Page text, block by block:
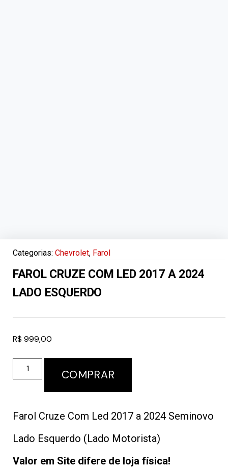
Categorias: Chevrolet, Farol
FAROL CRUZE COM LED 2017 A 2024
LADO ESQUERDO
R$ 999,00
COMPRAR
Farol Cruze Com Led 2017 a 2024 Seminovo
Lado Esquerdo (Lado Motorista)
Valor em Site difere de loja física!